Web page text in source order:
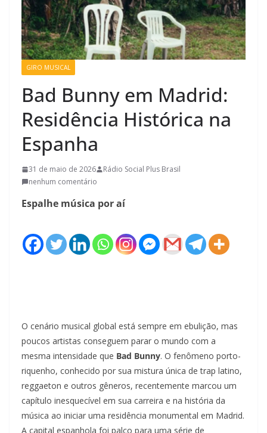
GIRO MUSICAL
Bad Bunny em Madrid:
Residência Histórica na
Espanha
31 de maio de 2026
Rádio Social Plus Brasil
nenhum comentário
Espalhe música por aí
O cenário musical global está sempre em ebulição, mas
poucos artistas conseguem parar o mundo com a
mesma intensidade que Bad Bunny. O fenômeno porto-
riquenho, conhecido por sua mistura única de trap latino,
reggaeton e outros gêneros, recentemente marcou um
capítulo inesquecível em sua carreira e na história da
música ao iniciar uma residência monumental em Madrid.
A capital espanhola foi palco para uma série de